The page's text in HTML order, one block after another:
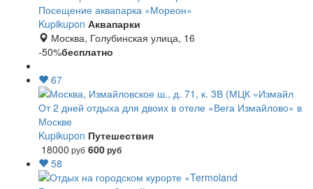
Посещение аквапарка «Мореон»
Kupikupon Аквапарки
Москва, Голубинская улица, 16
-50%бесплатно
67
От 2 дней отдыха для двоих в отеле «Вега Измайлово» в
Москве
Kupikupon Путешествия
18000 руб 600руб
58